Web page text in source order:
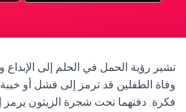
تشير رؤية الحمل في الحلم إلى الإبداع
وفاة الطفلين قد ترمز إلى فشل أو
فكرة. دفنهما تحت شجرة الزيتون يرمز